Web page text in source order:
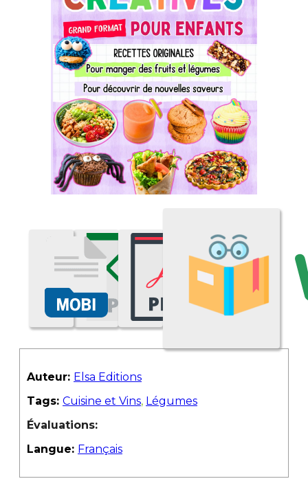
Auteur: Elsa Editions
Tags: Cuisine et Vins, Légumes
Évaluations:
Langue: Français